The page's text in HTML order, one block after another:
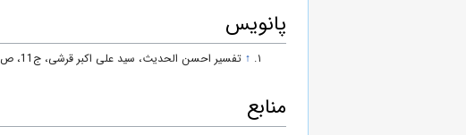
اين آيات، ترسيم صحنه جان دادن منحرفان است و گرنه به
در حديث مى‌خوانيم: ياد مرگ شهوات را مى‌ميراند، غفلت
انسان پايين مى‌آورد و اين معناى سخن و كلام پيامبر صلى
حضرت على عليه السلام، آخرين لحظات عمر انسان و هنگام
در لحظه مرگ صحنه‌اى پيش مى‌آيد كه برگشت و رجوعى در
پانویس
↑ تفسير احسن الحديث، سید علی اکبر قرشی، ج11، ص455
منابع